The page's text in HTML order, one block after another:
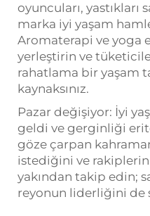
oyuncuları,
marka iyi yaşam
Aromaterapi ve yoga
yerleştirin ve
rahatlama bir yaşam
kaynaksınız.
Pazar değişiyor: İyi
geldi ve gerginliği
göze çarpan
istediğini ve
yakından takip edin;
reyonun liderliğini de